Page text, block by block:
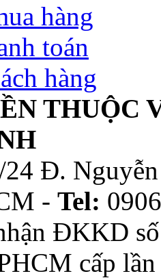
hàng
toán
hàng
THUỘC
24 Đ.
- Tel:
ĐKKD
cấp